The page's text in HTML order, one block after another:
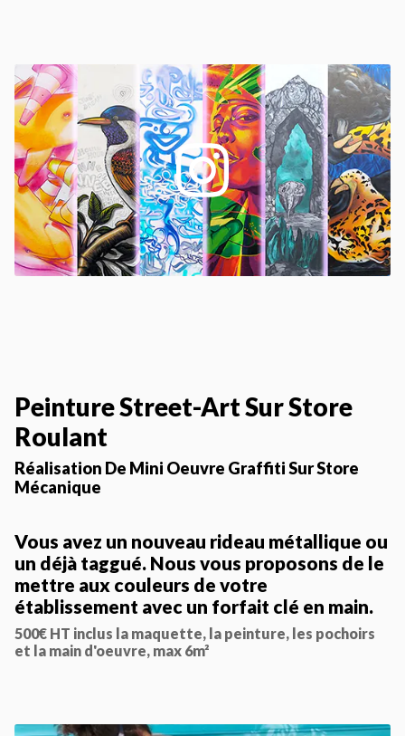
Peinture Street-Art Sur Store
Roulant
Réalisation De Mini Oeuvre Graffiti Sur Store
Mécanique
Vous avez un nouveau rideau métallique ou
un déjà taggué. Nous vous proposons de le
mettre aux couleurs de votre
établissement avec un forfait clé en main.
500€ HT inclus la maquette, la peinture, les pochoirs
et la main d'oeuvre, max 6m²